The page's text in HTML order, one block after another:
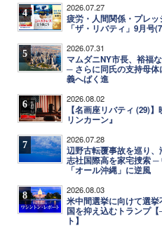
4 2026.07.27
疲労・人間関係・プレ
「ザ・リバティ」9月号
5 2026.07.31
マムダニNY市長、裕福
─ さらに同氏の支持母
義へばく進
6 2026.08.02
【名画座リバティ (29)
リンカーン』
7 2026.07.28
辺野古転覆事故を巡り
志社国際高を家宅捜索 ─
「オール沖縄」に逆風
8 2026.08.03
米中間選挙に向けて選
国を抑え込むトランプ
ト】